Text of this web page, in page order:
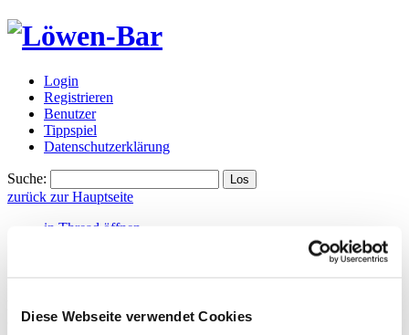
Diese Webseite verwendet Cookies
Login
Registrieren
Benutzer
Tippspiel
Datenschutzerklärung
Suche:
zurück zur Hauptseite
in Thread öffnen
(vor 71 Tagen)